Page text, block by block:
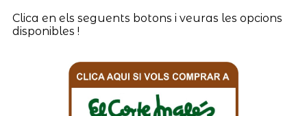
Clica en els seguents botons i veuras les opcions
disponibles !